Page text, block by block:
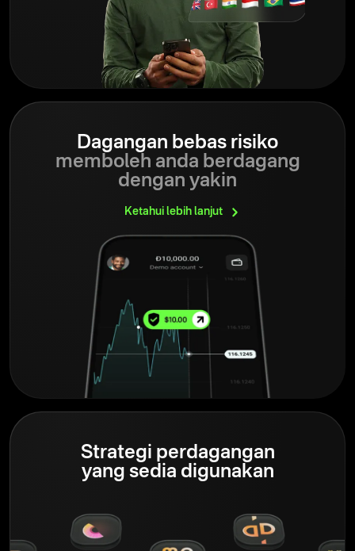
Dagangan bebas risiko
memboleh anda berdagang
dengan yakin
Ketahui lebih lanjut
Strategi perdagangan
yang sedia digunakan